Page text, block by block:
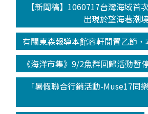
【新聞稿】1060717台灣海域首
出現於望海巷潮
有關東森報導本館容軒閒置乙節，
《海洋市集》9/2魚群回歸活動暫
「暑假聯合行銷活動-Muse17同